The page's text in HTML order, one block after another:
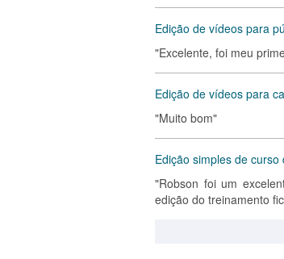
Edição de vídeos para
"Excelente, foi meu
Edição de vídeos para
"Muito bom"
Edição simples de
"Robson foi um
edição do treinamento